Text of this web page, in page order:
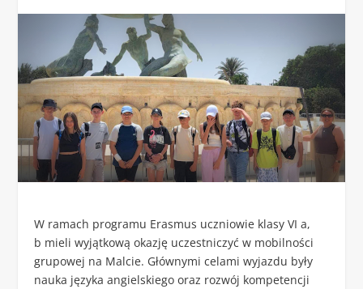
W ramach programu Erasmus uczniowie klasy VI a,
b mieli wyjątkową okazję uczestniczyć w mobilności
grupowej na Malcie. Głównymi celami wyjazdu były
nauka języka angielskiego oraz rozwój kompetencji